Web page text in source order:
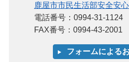
鹿屋市市民生活部安全安
電話番号：0994-31-1124
FAX番号：0994-43-2001